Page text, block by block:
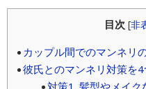
目次 [非
カップル間でのマンネリ
彼氏とのマンネリ対策を4